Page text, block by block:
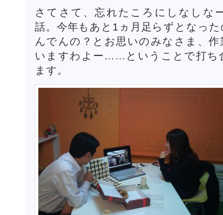
さてさて、忘れたころにしなしな
話。今年もあと1ヵ月足らずとなっ
んでんの？とお思いのみなさま、
いますわよー……ということで打ち
ます。